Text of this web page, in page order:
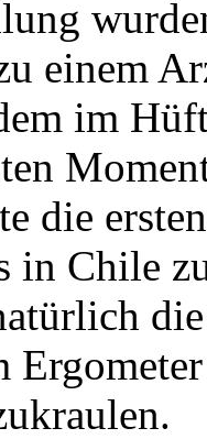
einem
im
die
in Chile